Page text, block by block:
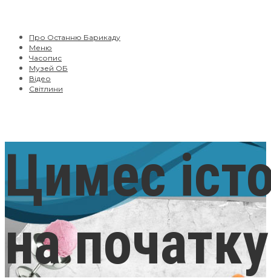
Про Останню Барикаду
Меню
Часопис
Музей ОБ
Відео
Світлини
Цимес
на